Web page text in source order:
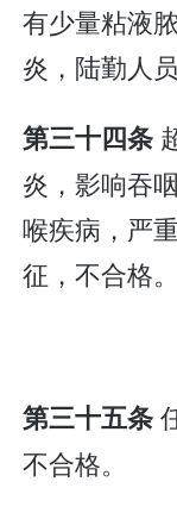
有少量粘液
炎，陆勤人员
第三十四条
炎，影响吞
喉疾病，严
征，不合格。
第三十五条
不合格。